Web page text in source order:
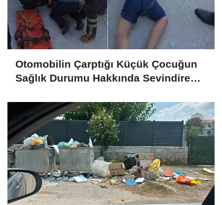
Otomobilin Çarptığı Küçük Çocuğun
Sağlık Durumu Hakkında Sevindiren